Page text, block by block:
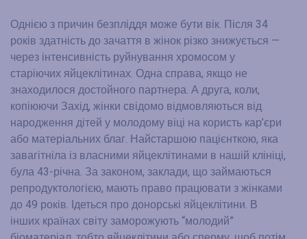
Однією з причин безпліддя може бути вік. Після 34
років здатність до зачаття в жінок різко знижується —
через інтенсивність руйнування хромосом у
старіючих яйцеклітинах. Одна справа, якщо не
знаходилося достойного партнера. А друга, коли,
копіюючи Захід, жінки свідомо відмовляються від
народження дітей у молодому віці на користь кар’єри
або матеріальних благ. Найстаршою пацієнткою, яка
завагітніла із власними яйцеклітинами в нашій клініці,
була 43-річна. За законом, заклади, що займаються
репродуктологією, мають право працювати з жінками
до 49 років. Ідеться про донорські яйцеклітини. В
інших країнах світу заморожують “молодий”